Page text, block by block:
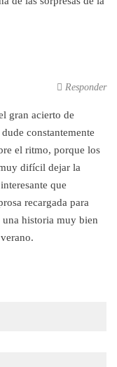
Responder
gran acierto de
constantemente
el ritmo, porque los
difícil dejar la
que
recargada para
una historia muy bien